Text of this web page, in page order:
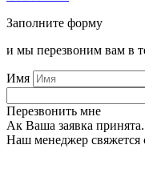
Заполните форму
и мы перезвоним вам в
Имя
Перезвонить мне
Ак Ваша заявка принята.
Наш менеджер свяжется